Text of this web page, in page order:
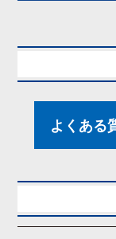
よくある